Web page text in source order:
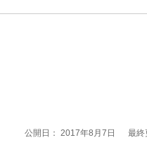
公開日： 2017年8月7日 最終